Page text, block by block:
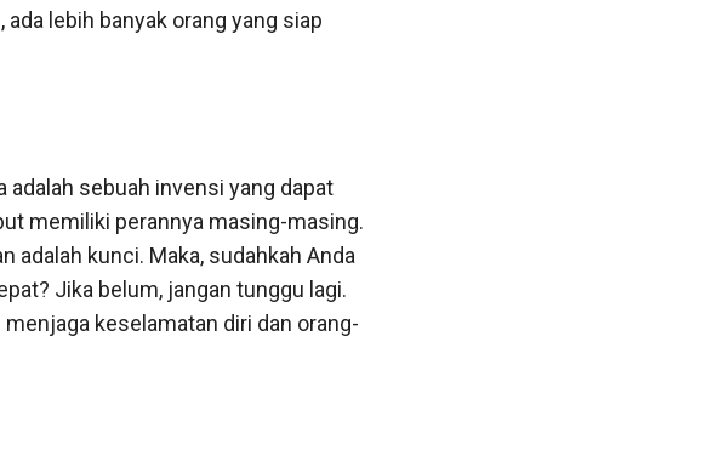
lebih banyak orang yang siap
adalah sebuah invensi yang dapat
memiliki perannya masing-masing.
adalah kunci. Maka, sudahkah Anda
Jika belum, jangan tunggu lagi.
keselamatan diri dan orang-